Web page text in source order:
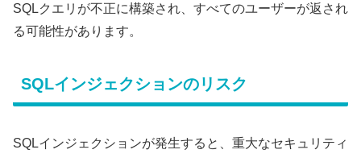
SQLクエリが不正に構築され、すべてのユーザーが返され
る可能性があります。
SQLインジェクションのリスク
SQLインジェクションが発生すると、重大なセキュリティ